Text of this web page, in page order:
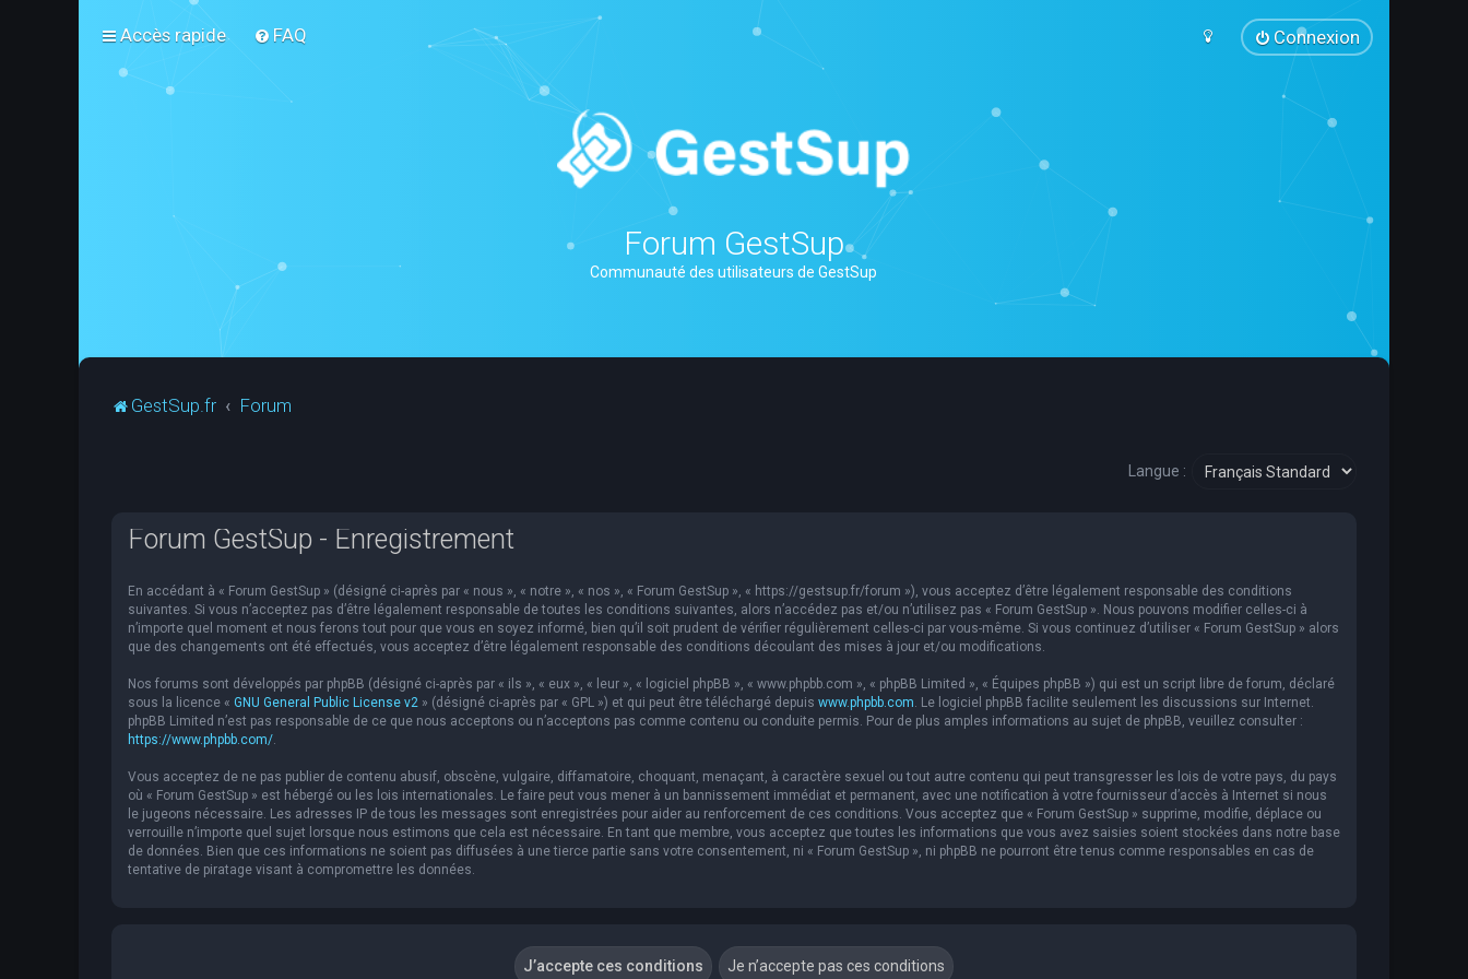
Accès rapide FAQ Connexion
Forum GestSup
Communauté des utilisateurs de GestSup
GestSup.fr Forum
Langue :
Forum GestSup - Enregistrement
En accédant à « Forum GestSup » (désigné ci-après par « nous », « notre », « nos », « Forum GestSup », « https://gestsup.fr/forum »), vous acceptez d’être légalement responsable des conditions
suivantes. Si vous n’acceptez pas d’être légalement responsable de toutes les conditions suivantes, alors n’accédez pas et/ou n’utilisez pas « Forum GestSup ». Nous pouvons modifier celles-ci à
n’importe quel moment et nous ferons tout pour que vous en soyez informé, bien qu’il soit prudent de vérifier régulièrement celles-ci par vous-même. Si vous continuez d’utiliser « Forum GestSup » alors
que des changements ont été effectués, vous acceptez d’être légalement responsable des conditions découlant des mises à jour et/ou modifications.
Nos forums sont développés par phpBB (désigné ci-après par « ils », « eux », « leur », « logiciel phpBB », « www.phpbb.com », « phpBB Limited », « Équipes phpBB ») qui est un script libre de forum, déclaré
sous la licence « GNU General Public License v2 » (désigné ci-après par « GPL ») et qui peut être téléchargé depuis www.phpbb.com. Le logiciel phpBB facilite seulement les discussions sur Internet.
phpBB Limited n’est pas responsable de ce que nous acceptons ou n’acceptons pas comme contenu ou conduite permis. Pour de plus amples informations au sujet de phpBB, veuillez consulter :
https://www.phpbb.com/.
Vous acceptez de ne pas publier de contenu abusif, obscène, vulgaire, diffamatoire, choquant, menaçant, à caractère sexuel ou tout autre contenu qui peut transgresser les lois de votre pays, du pays
où « Forum GestSup » est hébergé ou les lois internationales. Le faire peut vous mener à un bannissement immédiat et permanent, avec une notification à votre fournisseur d’accès à Internet si nous
le jugeons nécessaire. Les adresses IP de tous les messages sont enregistrées pour aider au renforcement de ces conditions. Vous acceptez que « Forum GestSup » supprime, modifie, déplace ou
verrouille n’importe quel sujet lorsque nous estimons que cela est nécessaire. En tant que membre, vous acceptez que toutes les informations que vous avez saisies soient stockées dans notre base
de données. Bien que ces informations ne soient pas diffusées à une tierce partie sans votre consentement, ni « Forum GestSup », ni phpBB ne pourront être tenus comme responsables en cas de
tentative de piratage visant à compromettre les données.